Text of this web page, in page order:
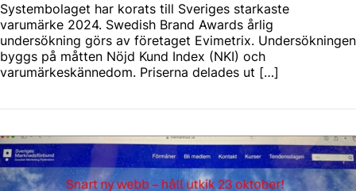
Systembolaget har korats till Sveriges starkaste
varumärke 2024. Swedish Brand Awards årlig
undersökning görs av företaget Evimetrix. Undersökningen
byggs på måtten Nöjd Kund Index (NKI) och
varumärkeskännedom. Priserna delades ut […]